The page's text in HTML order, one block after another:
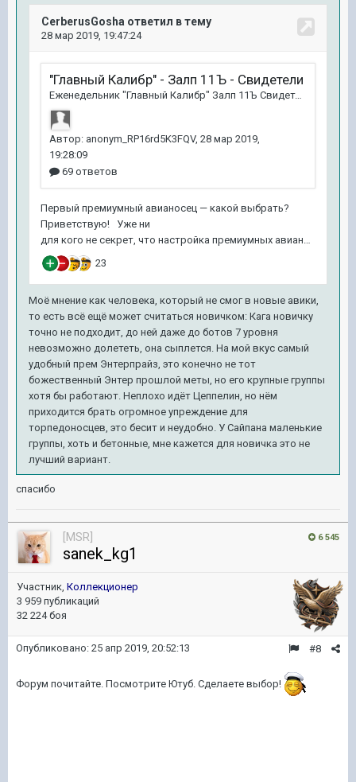
Моё мнение как человека, который не смог в новые авики,
то есть всё ещё может считаться новичком: Кага новичку
точно не подходит, до ней даже до ботов 7 уровня
невозможно долететь, она сыплется. На мой вкус самый
удобный прем Энтерпрайз, это конечно не тот
божественный Энтер прошлой меты, но его крупные группы
хотя бы работают. Неплохо идёт Цеппелин, но нём
приходится брать огромное упреждение для
торпедоносцев, это бесит и неудобно. У Сайпана маленькие
группы, хоть и бетонные, мне кажется для новичка это не
лучший вариант.
спасибо
6 545
[MSR]
sanek_kg1
Участник, Коллекционер
3 959 публикаций
32 224 боя
#8
Опубликовано: 25 апр 2019, 20:52:13
Форум почитайте. Посмотрите Ютуб. Сделаете выбор!